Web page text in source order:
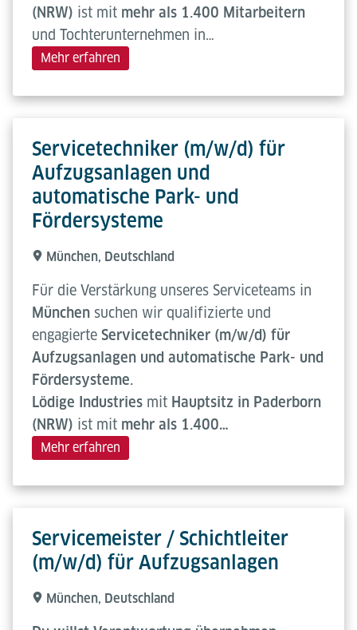
(NRW) ist mit mehr als 1.400 Mitarbeitern
und Tochterunternehmen in…
Mehr erfahren
Servicetechniker (m/w/d) für
Aufzugsanlagen und
automatische Park- und
Fördersysteme
München, Deutschland
Für die Verstärkung unseres Serviceteams in
München suchen wir qualifizierte und
engagierte Servicetechniker (m/w/d) für
Aufzugsanlagen und automatische Park- und
Fördersysteme.
Lödige Industries mit Hauptsitz in Paderborn
(NRW) ist mit mehr als 1.400…
Mehr erfahren
Servicemeister / Schichtleiter
(m/w/d) für Aufzugsanlagen
München, Deutschland